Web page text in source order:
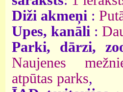
Diži akmeņi :
Upes, kanāli :
Parki, dārzi,
Naujenes
atpūtas parks,